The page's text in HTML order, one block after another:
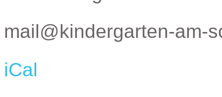
mail@kindergarten-am-
iCal